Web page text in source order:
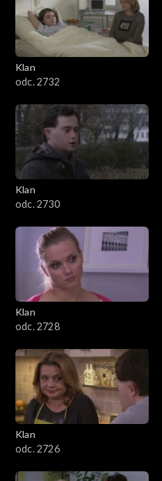
Klan
odc. 2732
Klan
odc. 2730
Klan
odc. 2728
Klan
odc. 2726